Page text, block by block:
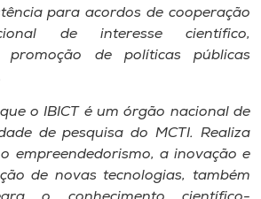
para acordos de cooperação
de interesse científico,
promoção de políticas públicas
o IBICT é um órgão nacional de
de pesquisa do MCTI. Realiza
empreendedorismo, a inovação e
de novas tecnologias, também